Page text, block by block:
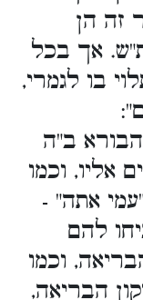
זה הן
אך בכל
בו לגמרי,
ב"ה
אליו, וכמו
אתה" -
להם
וכמו
הבריאה,